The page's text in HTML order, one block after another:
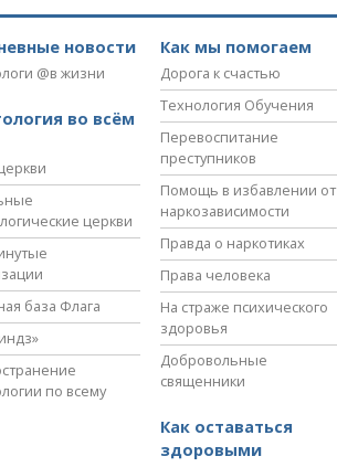
новости
@в жизни
во всём
церкви
база Флага
по всему
Как мы помогаем
Дорога к счастью
Технология Обучения
Перевоспитание
преступников
Помощь в избавлении от
наркозависимости
Правда о наркотиках
Права человека
На страже психического
здоровья
Добровольные
священники
Как оставаться
здоровыми